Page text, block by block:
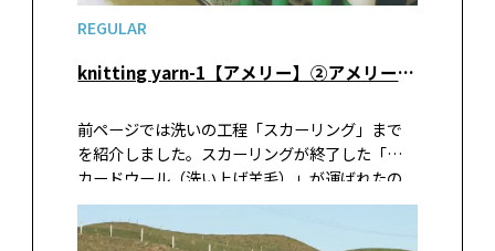
REGULAR
knitting yarn-1【アメリー】②アメリーができるまで-２ カーディングから出荷まで
前ページでは洗いの工程「スカーリング」まで
を紹介しました。スカーリングが終了した「ス
カードウール（洗い上げ羊毛）」が運ばれたの
はマレーシアの工場。この場所ではどのような
加工が行われるのでしょうか。その後に続く日